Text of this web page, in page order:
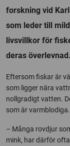
forskning vid
som leder till
livsvillkor för
deras överlevnad.
Eftersom fiskar är
som ligger nära
nollgradigt vatten.
som är varmblodiga.
– Många rovdjur
mink, har därför